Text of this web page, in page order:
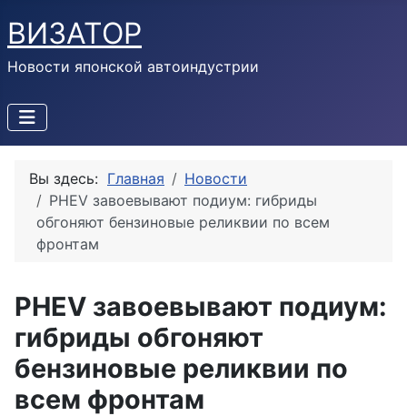
ВИЗАТОР
Новости японской автоиндустрии
Вы здесь: Главная
Новости
PHEV завоевывают подиум: гибриды
обгоняют бензиновые реликвии по всем
фронтам
PHEV завоевывают подиум:
гибриды обгоняют
бензиновые реликвии по
всем фронтам